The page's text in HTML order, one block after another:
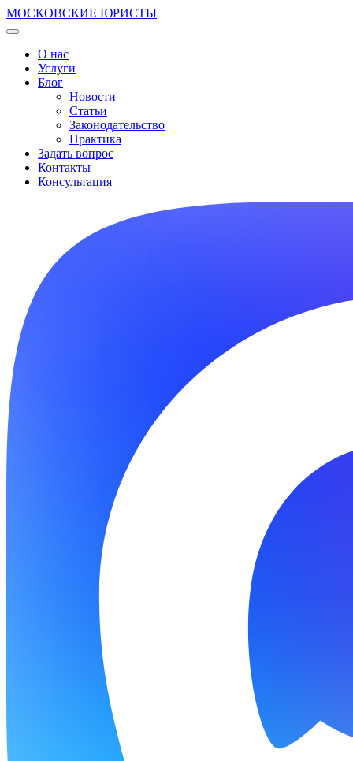
МОСКОВСКИЕ ЮРИСТЫ
О нас
Услуги
Блог
Новости
Статьи
Законодательство
Практика
Задать вопрос
Контакты
Консультация